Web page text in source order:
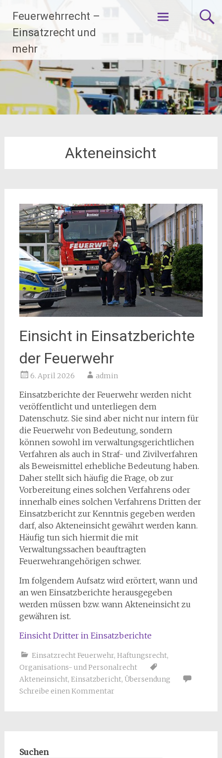
Inhalt
springen
Feuerwehrrecht –
Einsatzrecht und
mehr
Akteneinsicht
Einsicht in Einsatzberichte
der Feuerwehr
6. April 2026 admin
Einsatzberichte der Feuerwehr werden nicht
veröffentlicht und unterliegen dem
Datenschutz. Sie sind aber nicht nur intern für
die Feuerwehr von Bedeutung, sondern
können sowohl im verwaltungsgerichtlichen
Verfahren als auch in Straf- und Zivilverfahren
als Beweismittel erhebliche Bedeutung haben.
Daher stellt sich häufig die Frage, ob zur
Vorbereitung eines solchen Verfahrens oder
innerhalb eines solchen Verfahrens Dritten der
Einsatzbericht zur Kenntnis gegeben werden
darf, also Akteneinsicht gewährt werden kann.
Häufig tun sich hiermit die mit
Verwaltungssachen beauftragten
Feuerwehrangehörigen schwer.
Im folgendem Aufsatz wird erörtert, wann und
an wen Einsatzberichte herausgegeben
werden müssen bzw. wann Akteneinsicht zu
gewähren ist.
Einsicht Dritter in Einsatzberichte
Einsatzrecht Feuerwehr, Haftungsrecht,
Organisations- und Personalrecht
Akteneinsicht, Einsatzbericht, Übersendung
Schreibe einen Kommentar
Suchen